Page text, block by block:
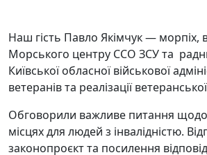
Наш гість Павло Якімчук — морпіх,
Морського центру ССО ЗСУ та
Київської обласної військової
ветеранів та реалізації
Обговорили важливе питання
місцях для людей з інвалідністю.
законопроєкт та посилення